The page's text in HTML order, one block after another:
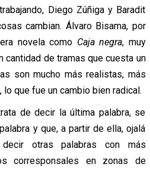
Diego Zúñiga y Baradit
cambian. Álvaro Bisama, por
novela como Caja negra, muy
cantidad de tramas que cuesta un
son mucho más realistas, más
que fue un cambio bien radical.
de decir la última palabra, se
y que, a partir de ella, ojalá
otras palabras con más
corresponsales en zonas de